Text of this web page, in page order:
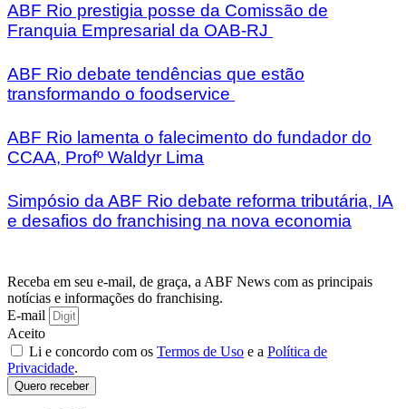
ABF Rio prestigia posse da Comissão de
Franquia Empresarial da OAB-RJ
ABF Rio debate tendências que estão
transformando o foodservice
ABF Rio lamenta o falecimento do fundador do
CCAA, Profº Waldyr Lima
Simpósio da ABF Rio debate reforma tributária, IA
e desafios do franchising na nova economia
Receba em seu e-mail, de graça, a ABF News com as principais
notícias e informações do franchising.
E-mail
Aceito
Li e concordo com os Termos de Uso e a Política de
Privacidade.
Quero receber